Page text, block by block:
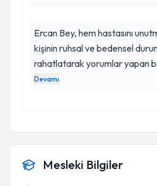
Ercan Bey, hem hastasını
kişinin ruhsal ve bedensel
rahatlatarak yorumlar yapan
isinde hem insani degerler
bir mizaca sahip olduğunu
ozellikle kendisine
Devamı
Mesleki Bilgiler